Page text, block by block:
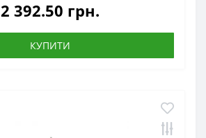
2 392.50 грн.
КУПИТИ